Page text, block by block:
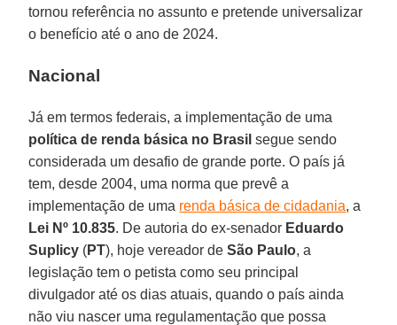
tornou referência no assunto e pretende universalizar
o benefício até o ano de 2024.
Nacional
Já em termos federais, a implementação de uma
política de renda básica no Brasil segue sendo
considerada um desafio de grande porte. O país já
tem, desde 2004, uma norma que prevê a
implementação de uma renda básica de cidadania, a
Lei Nº 10.835. De autoria do ex-senador Eduardo
Suplicy (PT), hoje vereador deSão Paulo, a
legislação tem o petista como seu principal
divulgador até os dias atuais, quando o país ainda
não viu nascer uma regulamentação que possa